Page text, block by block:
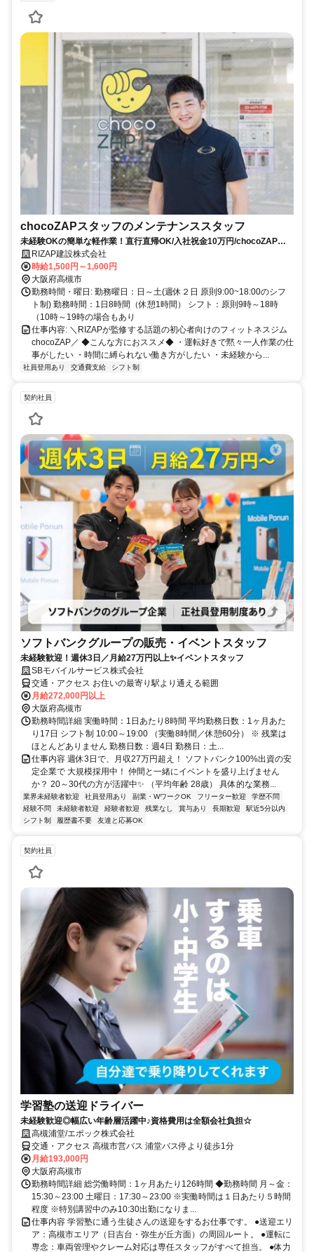
chocoZAPスタッフのメンテナンススタッフ
未経験OKの簡単な軽作業！直行直帰OK/入社祝金10万円/chocoZAP利
用料無料で体を動かして気分もリフレッシュ！
RIZAP建設株式会社
時給1,500円～1,600円
大阪府高槻市
勤務時間・曜日: 勤務曜日：日～土(週休２日 原則9:00~18:00のシフ
ト制) 勤務時間：1日8時間（休憩1時間） シフト：原則9時～18時
（10時～19時の場合もあり
仕事内容: ＼RIZAPが監修する話題の初心者向けのフィットネスジム
chocoZAP／ ◆こんな方におススメ◆ ・運転好きで黙々一人作業の仕
事がしたい ・時間に縛られない働き方がしたい ・未経験から...
社員登用あり 交通費支給 シフト制
契約社員
ソフトバンクグループの販売・イベントスタッフ
未経験歓迎！週休3日／月給27万円以上✨イベントスタッフ
SBモバイルサービス株式会社
交通・アクセス お住いの最寄り駅より通える範囲
月給272,000円以上
大阪府高槻市
勤務時間詳細 実働時間：1日あたり8時間 平均勤務日数：1ヶ月あた
り17日 シフト制 10:00～19:00 （実働8時間／休憩60分） ※ 残業は
ほとんどありません 勤務日数：週4日 勤務日：土...
仕事内容 週休3日で、月収27万円超え！ ソフトバンク100%出資の安
定企業で 大規模採用中！ 仲間と一緒にイベントを盛り上げません
か？ 20～30代の方が活躍中✨ （平均年齢 28歳） 具体的な業務...
業界未経験者歓迎 社員登用あり 副業・WワークOK フリーター歓迎
学歴不問
経験不問
未経験者歓迎 経験者歓迎 残業なし 賞与あり 長期歓迎
駅近5分以内
シフト制
履歴書不要 友達と応募OK
契約社員
学習塾の送迎ドライバー
未経験歓迎◎幅広い年齢層活躍中♪資格費用は全額会社負担☆
高槻浦堂/エポック株式会社
交通・アクセス 高槻市営バス 浦堂バス停より徒歩1分
月給193,000円
大阪府高槻市
勤務時間詳細 総労働時間：1ヶ月あたり126時間 ◆勤務時間 月～金：
15:30～23:00 土曜日：17:30～23:00 ※実働時間は１日あたり５時間
程度 ※特別講習中のみ10:30出勤になりま...
仕事内容 学習塾に通う生徒さんの送迎をするお仕事です。 ●送迎エリ
ア：高槻市エリア（日吉台・弥生が丘方面）の周回ルート。 ●運転に
専念：車両管理やクレーム対応は専任スタッフがすべて担当。 ●体力